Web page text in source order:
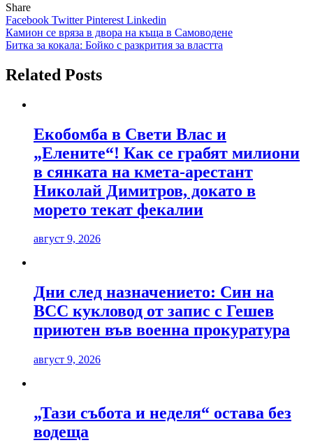
Share
Facebook TwitterPinterest Linkedin
Навигация
Камион се вряза в двора на къща в Самоводене
Битка за кокала: Бойко с разкрития за властта
Related Posts
Екобомба в Свети Влас и
„Елените“! Как се грабят милиони
в сянката на кмета-арестант
Николай Димитров, докато в
морето текат фекалии
август 9, 2026
Дни след назначението: Син на
ВСС кукловод от запис с Гешев
приютен във военна прокуратура
август 9, 2026
„Тази събота и неделя“ остава без
водеща